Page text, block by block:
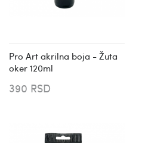
Pro Art akrilna boja - Žuta
oker 120ml
390 RSD